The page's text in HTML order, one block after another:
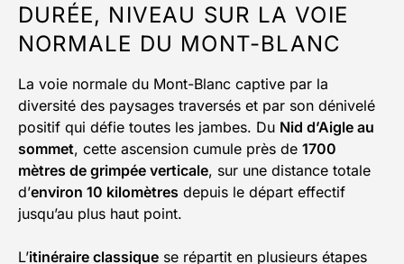
DURÉE, NIVEAU SUR LA VOIE
NORMALE DU MONT-BLANC
La voie normale du Mont-Blanc captive par la
diversité des paysages traversés et par son dénivelé
positif qui défie toutes les jambes. Du Nid d’Aigle au
sommet, cette ascension cumule près de 1700
mètres de grimpée verticale, sur une distance totale
d’environ 10 kilomètres depuis le départ effectif
jusqu’au plus haut point.
L’itinéraire classique se répartit en plusieurs étapes